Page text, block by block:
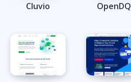
Cluvio OpenDQ